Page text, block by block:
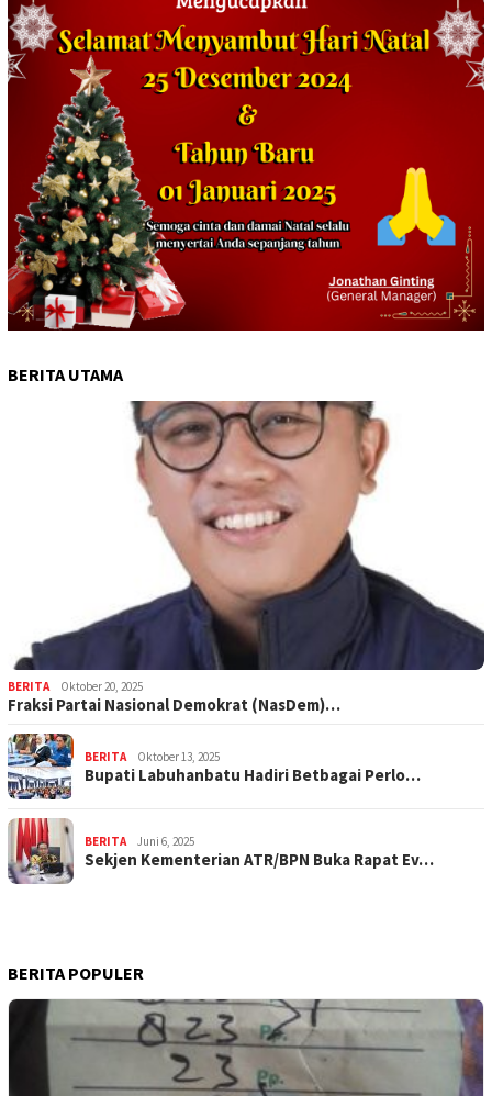
BERITA UTAMA
BERITA Oktober 20, 2025
Fraksi Partai Nasional Demokrat (NasDem)…
BERITA Oktober 13, 2025
Bupati Labuhanbatu Hadiri Betbagai Perlo…
BERITA Juni 6, 2025
Sekjen Kementerian ATR/BPN Buka Rapat Ev…
BERITA POPULER